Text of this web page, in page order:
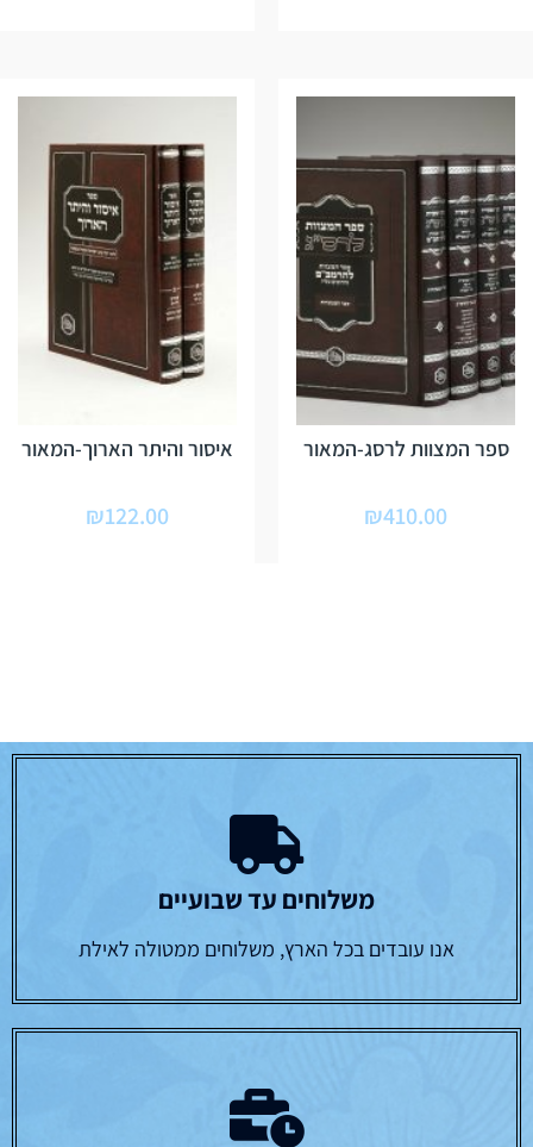
ספר המצוות לרסג-המאור
₪410.00
איסור והיתר הארוך-המאור
₪122.00
משלוחים עד שבועיים
אנו עובדים בכל הארץ, משלוחים ממטולה לאילת